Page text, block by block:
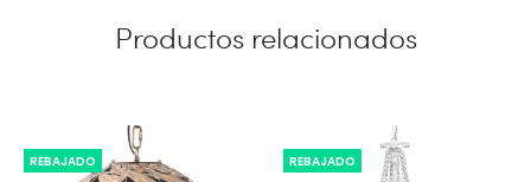
Productos relacionados
REBAJADO
REBAJADO